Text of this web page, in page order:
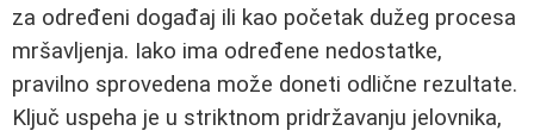
za određeni događaj ili kao početak dužeg procesa
mršavljenja. Iako ima određene nedostatke,
pravilno sprovedena može doneti odlične rezultate.
Ključ uspeha je u striktnom pridržavanju jelovnika,